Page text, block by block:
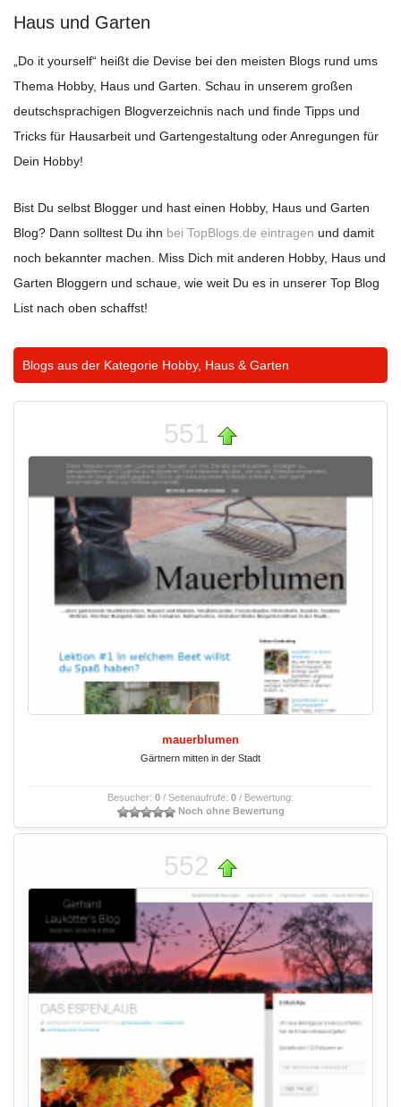
Haus und Garten
„Do it yourself“ heißt die Devise bei den meisten Blogs rund ums
Thema Hobby, Haus und Garten. Schau in unserem großen
deutschsprachigen Blogverzeichnis nach und finde Tipps und
Tricks für Hausarbeit und Gartengestaltung oder Anregungen für
Dein Hobby!
Bist Du selbst Blogger und hast einen Hobby, Haus und Garten
Blog? Dann solltest Du ihn bei TopBlogs.de eintragen und damit
noch bekannter machen. Miss Dich mit anderen Hobby, Haus und
Garten Bloggern und schaue, wie weit Du es in unserer Top Blog
List nach oben schaffst!
Blogs aus der Kategorie Hobby, Haus & Garten
551
mauerblumen
Gärtnern mitten in der Stadt
Besucher: 0 / Seitenaufrufe: 0 / Bewertung:
Noch ohne Bewertung
552